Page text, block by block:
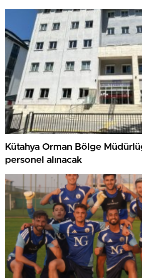
Kütahya Orman Bölge
personel alınacak